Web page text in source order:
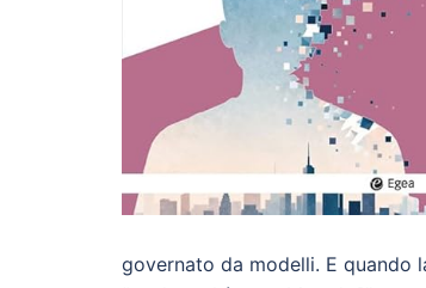
governato da modelli. E quando